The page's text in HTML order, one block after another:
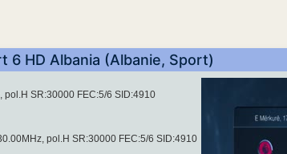
6 HD Albania (Albanie, Sport)
SR:30000 FEC:5/6 SID:4910
pol.H SR:30000 FEC:5/6 SID:4910